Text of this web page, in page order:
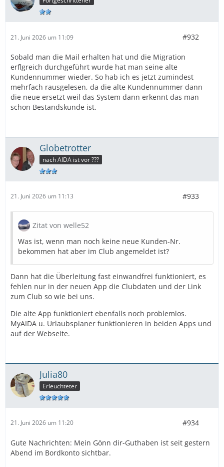
21. Juni 2026 um 11:09 #932
Sobald man die Mail erhalten hat und die Migration
erflgreich durchgeführt wurde hat man seine alte
Kundennummer wieder. So hab ich es jetzt zumindest
mehrfach rausgelesen, da die alte Kundennummer dann
die neue ersetzt weil das System dann erkennt das man
schon Bestandskunde ist.
Globetrotter
nach AIDA ist vor ???
21. Juni 2026 um 11:13 #933
Zitat von welle52
Was ist, wenn man noch keine neue Kunden-Nr.
bekommen hat aber im Club angemeldet ist?
Dann hat die Überleitung fast einwandfrei funktioniert, es
fehlen nur in der neuen App die Clubdaten und der Link
zum Club so wie bei uns.
Die alte App funktioniert ebenfalls noch problemlos.
MyAIDA u. Urlaubsplaner funktionieren in beiden Apps und
auf der Webseite.
Julia80
Erleuchteter
21. Juni 2026 um 11:20 #934
Gute Nachrichten: Mein Gönn dir-Guthaben ist seit gestern
Abend im Bordkonto sichtbar.